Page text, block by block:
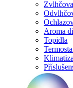
Aroma
Topidla